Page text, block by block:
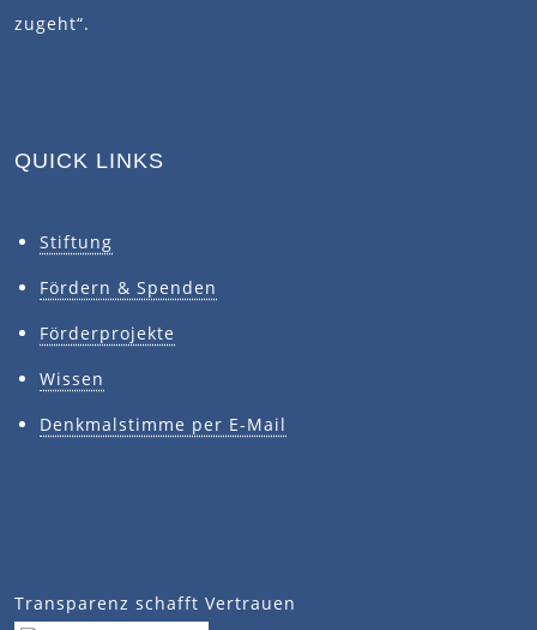
zugeht“.
QUICK LINKS
Stiftung
Fördern & Spenden
Förderprojekte
Wissen
Denkmalstimme per E-Mail
Transparenz schafft Vertrauen